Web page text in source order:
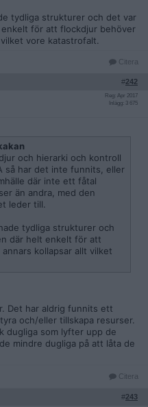
tydliga strukturer och det var
för att flockdjur behöver
vore katastrofalt.
Citera
#242
Reg: Apr 2017
Inlägg: 3 675
och hierarki och kontroll
så har det inte funnits, eller
där inte ett fåtal
än andra, med den
leder till.
tydliga strukturer och
där helt enkelt för att
kollapsar allt vilket
Det har aldrig funnits ett
och/eller tillskapa resurser.
dugliga som lyfter upp de
mindre dugliga på att låta de
Citera
#243